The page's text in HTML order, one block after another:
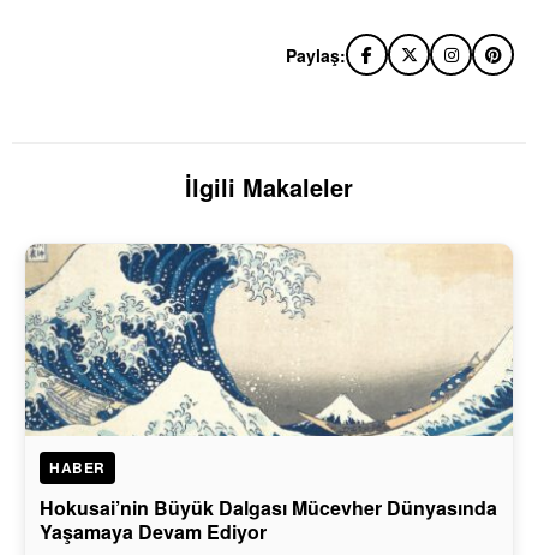
Paylaş:
İlgili Makaleler
HABER
Hokusai’nin Büyük Dalgası Mücevher Dünyasında
Yaşamaya Devam Ediyor